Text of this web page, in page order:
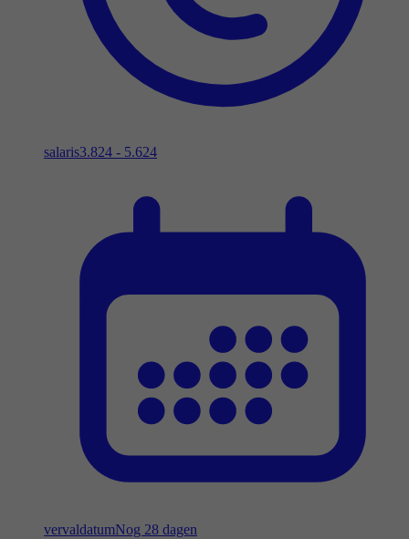
salaris3.824 - 5.624
vervaldatumNog 28 dagen